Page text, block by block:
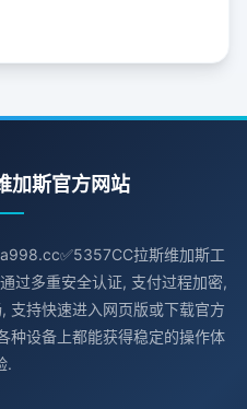
加斯官方网站
拉斯维加斯工
过多重安全认证, 支付过程加密,
支持快速进入网页版或下载官方
种设备上都能获得稳定的操作体
.